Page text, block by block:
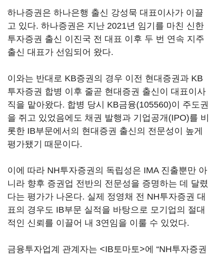
하나증권은 하나은행 출신 강성묵 대표이사가 이끌
고 있다. 하나증권은 지난 2021년 임기를 마친 신한
투자증권 출신 이진국 전 대표 이후 두 번 연속 지주
출신 대표가 선임되어 왔다.
이와는 반대로 KB증권의 경우 이전 현대증권과 KB
투자증권 합병 이후 줄곧 현대증권 출신이 대표이사
직을 맡아왔다. 합병 당시 KB금융(105560)이 주도권
을 쥐고 있었음에도 채권 발행과 기업공개(IPO)를 비
롯한 IB부문에서의 현대증권 출신의 전문성이 높게
평가됐기 때문이다.
이에 따라 NH투자증권의 독립성은 IMA 진출뿐만 아
니라 향후 증권업 전반의 전문성을 증명하는 데 달렸
다는 평가가 나온다. 실제 정영채 전 NH투자증권 대
표의 경우도 IB부문 실적을 바탕으로 모기업의 절대
적인 신뢰를 이끌어 내 3연임을 이룰 수 있었다.
금융투자업계 관계자는 <IB토마토>에 “NH투자증권